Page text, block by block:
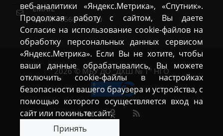
веб-аналитики «Яндекс.Метрика», «Спутник».
Продолжая работу с сайтом, Вы даете
Согласие на использование cookie-файлов на
обработку персональных данных сервисом
«Яндекс.Метрика». Если Вы не хотите, чтобы
ваши данные обрабатывались, Вы можете
отключить cookie-файлы в настройках
безопасности вашего браузера и устройства, с
помощью которого осуществляется вход на
сайт или покиньте сайт.
Принять
EMAIL
school-1956@mail.ru
2026 © МБУ ДО "ДХШ № 1" НГО